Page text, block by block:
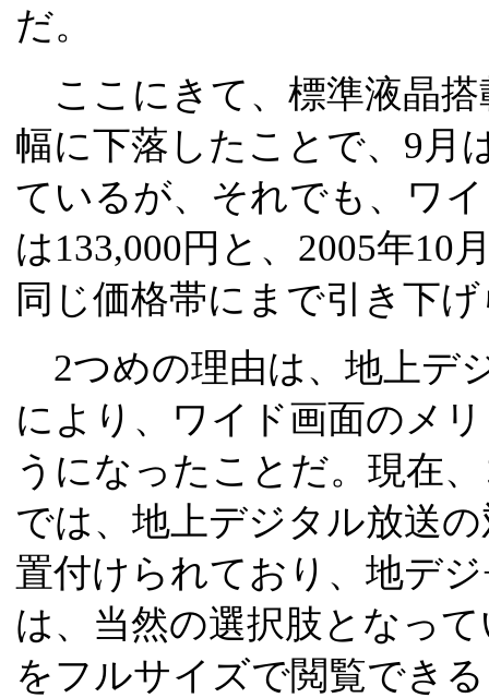
だ。
ここにきて、標準液晶搭
幅に下落したことで、9月
ているが、それでも、ワ
は133,000円と、2005年10
同じ価格帯にまで引き下
2つめの理由は、地上デ
により、ワイド画面のメ
うになったことだ。現在
では、地上デジタル放送
置付けられており、地デ
は、当然の選択肢となっ
をフルサイズで閲覧でき